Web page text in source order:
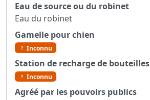
Eau de source ou du robinet
Eau du robinet
Gamelle pour chien
Inconnu
Station de recharge de bouteilles
Inconnu
Agréé par les pouvoirs publics